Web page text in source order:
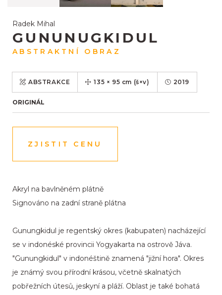
Radek Mihal
GUNUNUGKIDUL
ABSTRAKTNÍ OBRAZ
ABSTRAKCE 135 × 95 cm (š×v) 2019
ORIGINÁL
ZJISTIT CENU
Akryl na bavlněném plátně
Signováno na zadní straně plátna
Gunungkidul je regentský okres (kabupaten) nacházející
se v indonéské provincii Yogyakarta na ostrově Jáva.
"Gunungkidul" v indonéštině znamená "jižní hora". Okres
je známý svou přírodní krásou, včetně skalnatých
pobřežních útesů, jeskyní a pláží. Oblast je také bohatá